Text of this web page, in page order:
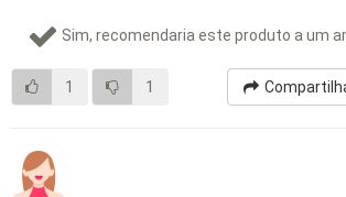
Sim, recomendaria este produto a um
1 1